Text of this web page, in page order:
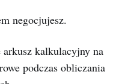
negocjujesz.